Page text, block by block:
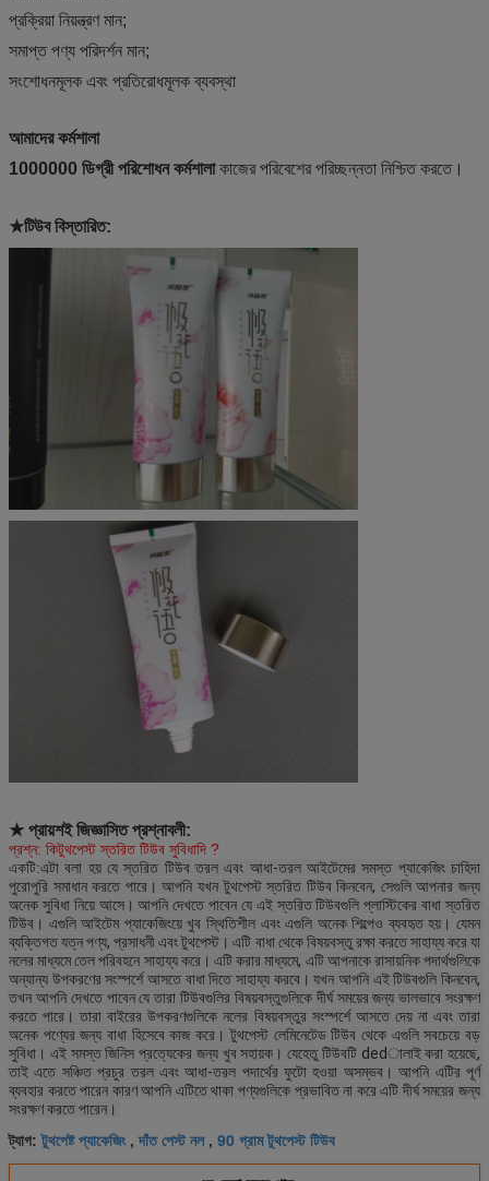
প্রক্রিয়া নিয়ন্ত্রণ মান;
সমাপ্ত পণ্য পরিদর্শন মান;
সংশোধনমূলক এবং প্রতিরোধমূলক ব্যবস্থা
আমাদের কর্মশালা
1000000 ডিগ্রী পরিশোধন কর্মশালাকাজের পরিবেশের পরিচ্ছন্নতা নিশ্চিত করতে।
★টিউব বিস্তারিত:
★ প্রায়শই জিজ্ঞাসিত প্রশ্নাবলী:
প্রশ্ন: কিটুথপেস্ট স্তরিত টিউব সুবিধাদি ?
একটি:এটা বলা হয় যে স্তরিত টিউব তরল এবং আধা-তরল আইটেমের সমস্ত প্যাকেজিং চাহিদা
পুরোপুরি সমাধান করতে পারে। আপনি যখন টুথপেস্ট স্তরিত টিউব কিনবেন, সেগুলি আপনার জন্য
অনেক সুবিধা নিয়ে আসে। আপনি দেখতে পাবেন যে এই স্তরিত টিউবগুলি প্লাস্টিকের বাধা স্তরিত
টিউব। এগুলি আইটেম প্যাকেজিংয়ে খুব স্থিতিশীল এবং এগুলি অনেক শিল্পেও ব্যবহৃত হয়। যেমন
ব্যক্তিগত যত্ন পণ্য, প্রসাধনী এবং টুথপেস্ট। এটি বাধা থেকে বিষয়বস্তু রক্ষা করতে সাহায্য করে যা
নলের মাধ্যমে তেল পরিবহনে সাহায্য করে। এটি করার মাধ্যমে, এটি আপনাকে রাসায়নিক পদার্থগুলিকে
অন্যান্য উপকরণের সংস্পর্শে আসতে বাধা দিতে সাহায্য করবে। যখন আপনি এই টিউবগুলি কিনবেন,
তখন আপনি দেখতে পাবেন যে তারা টিউবগুলির বিষয়বস্তুগুলিকে দীর্ঘ সময়ের জন্য ভালভাবে সংরক্ষণ
করতে পারে। তারা বাইরের উপকরণগুলিকে নলের বিষয়বস্তুর সংস্পর্শে আসতে দেয় না এবং তারা
অনেক পণ্যের জন্য বাধা হিসেবে কাজ করে। টুথপেস্ট লেমিনেটেড টিউব থেকে এগুলি সবচেয়ে বড়
সুবিধা। এই সমস্ত জিনিস প্রত্যেকের জন্য খুব সহায়ক। যেহেতু টিউবটি dedালাই করা হয়েছে,
তাই এতে সঞ্চিত প্রচুর তরল এবং আধা-তরল পদার্থের ফুটো হওয়া অসম্ভব। আপনি এটির পূর্ণ
ব্যবহার করতে পারেন কারণ আপনি এটিতে থাকা পণ্যগুলিকে প্রভাবিত না করে এটি দীর্ঘ সময়ের জন্য
সংরক্ষণ করতে পারেন।
ট্যাগ:টুথপেষ্ট প্যাকেজিং,দাঁত পেস্ট নল, 90 গ্রাম টুথপেস্ট টিউব